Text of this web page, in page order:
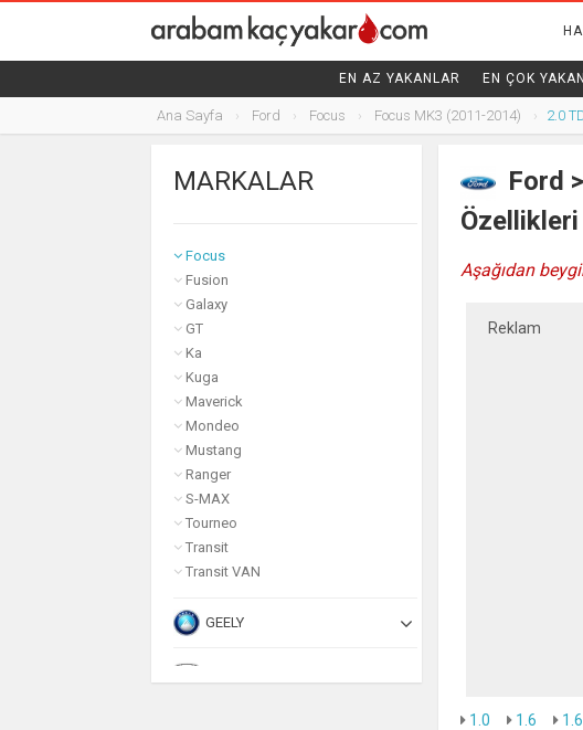
EN AZ YAKANLAR EN ÇOK
Ana Sayfa Ford Focus Focus MK3 (2011-2014) 2.0
MARKALAR
FIAT
FORD
B-MAX
EcoSport
Focus
Fusion
Galaxy
GT
Ka
Kuga
Maverick
Mondeo
Mustang
Ranger
S-MAX
Tourneo
Transit
Transit VAN
GEELY
Ford >
Özellikleri
Aşağıdan
Reklam
1.0 1.6